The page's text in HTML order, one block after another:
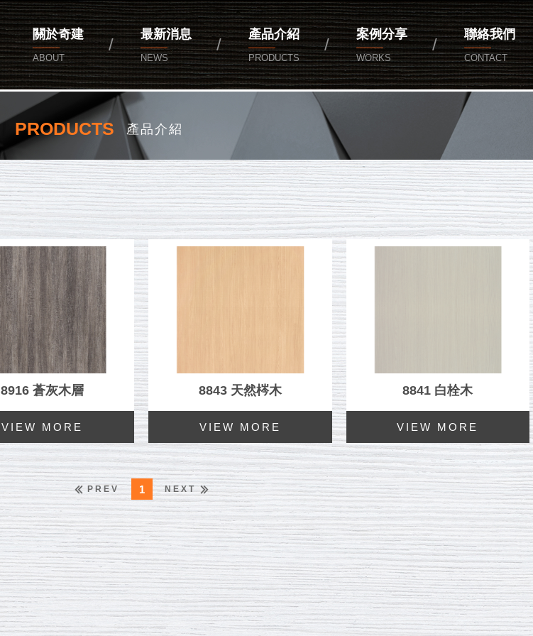
關於奇建
ABOUT
最新消息
NEWS
產品介紹
PRODUCTS
案例分享
WORKS
聯絡我們
CONTACT
PRODUCTS 產品介紹
8916 蒼灰木層 8843 天然梣木 8841 白栓木
PREV 1 NEXT